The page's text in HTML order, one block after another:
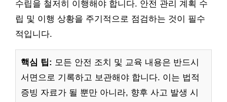
수립을 철저히 이행해야 합니다. 안전 관리 계획 수
립 및 이행 상황을 주기적으로 점검하는 것이 필수
적입니다.
핵심 팁: 모든 안전 조치 및 교육 내용은 반드시
서면으로 기록하고 보관해야 합니다. 이는 법적
증빙 자료가 될 뿐만 아니라, 향후 사고 발생 시